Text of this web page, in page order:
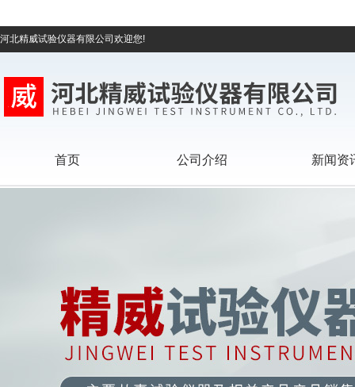
河北精威试验仪器有限公司欢迎您!
首页 公司介绍 新闻资